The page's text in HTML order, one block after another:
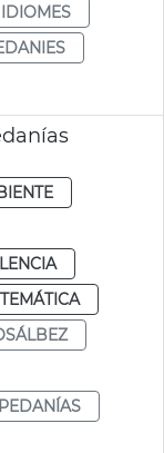
IDIOMES
PEDANÍAS